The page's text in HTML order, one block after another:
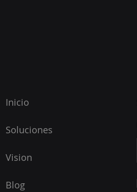
Inicio
Soluciones
Vision
Blog